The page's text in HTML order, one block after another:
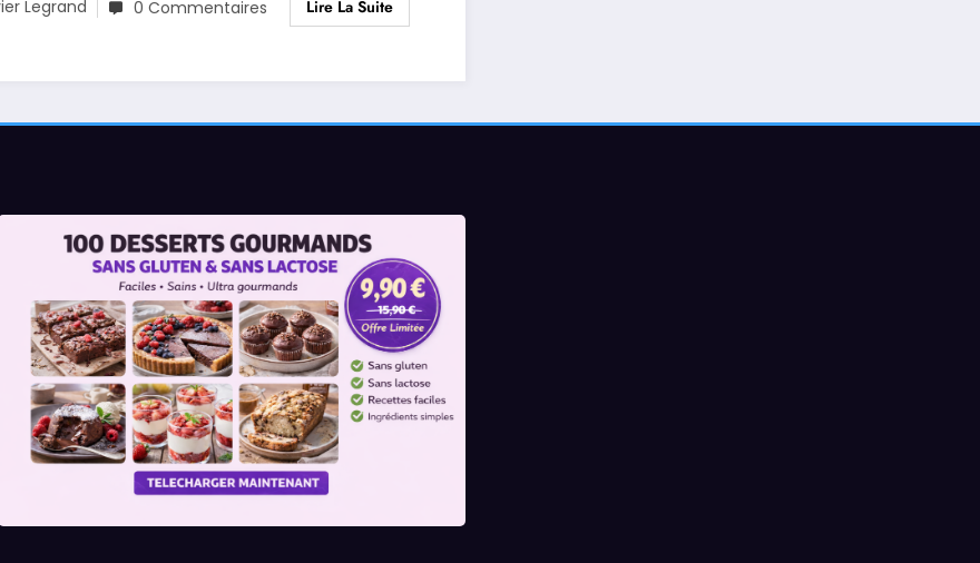
Legrand 0 Commentaires Lire La Suite